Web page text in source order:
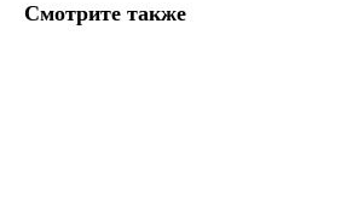
Смотрите также